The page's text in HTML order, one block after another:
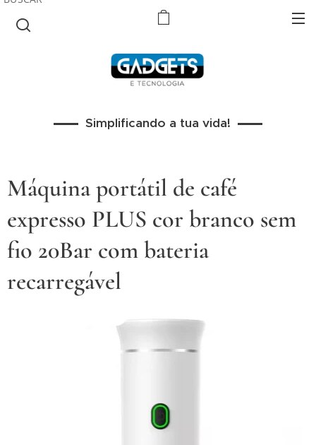
Simplificando a tua vida!
Máquina portátil de café
expresso PLUS cor branco sem
fio 20Bar com bateria
recarregável